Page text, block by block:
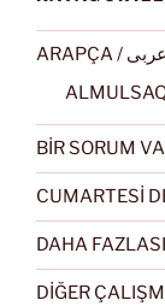
ARAPÇA / عربى
BİR SORUM
CUMARTESİ
DAHA FAZLASI
DİĞER